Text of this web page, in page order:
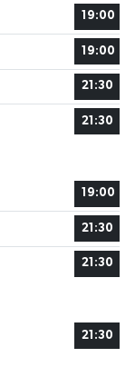
19:00
19:00
21:30
21:30
19:00
21:30
21:30
21:30